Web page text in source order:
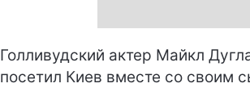
Голливудский актер Майкл
посетил Киев вместе со своим